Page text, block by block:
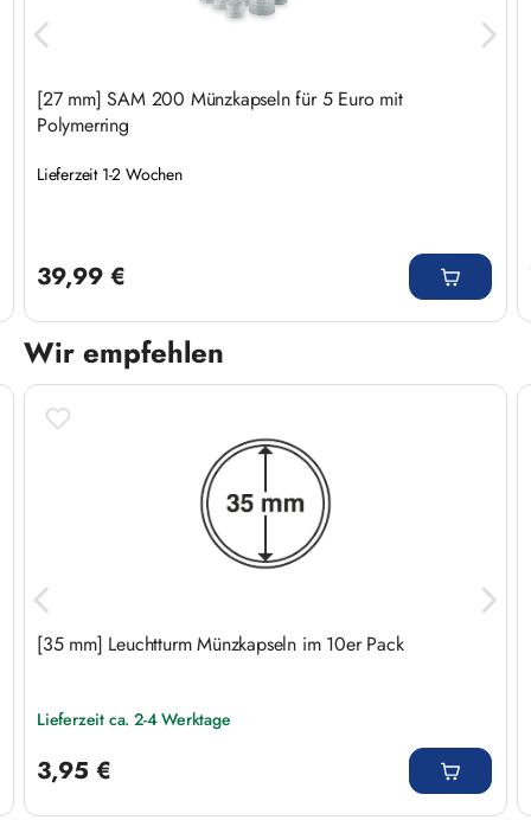
[27 mm] SAM 200 Münzkapseln für 5 Euro mit
Polymerring
Lieferzeit 1-2 Wochen
39,99 €
Wir empfehlen
Produktgalerie überspringen
[35 mm] Leuchtturm Münzkapseln im 10er Pack
Lieferzeit ca. 2-4 Werktage
3,95 €